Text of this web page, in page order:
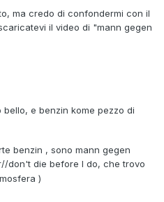
ma credo di confondermi con il
il video di "mann gegen
e benzin kome pezzo di
benzin , sono mann gegen
don't die before I do, che trovo
)